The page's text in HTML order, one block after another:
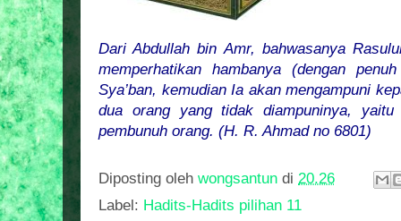
Dari Abdullah bin Amr, bahwasanya
memperhatikan hambanya
(dengan
Sya’ban, kemudian Ia akan mengampuni
dua orang yang tidak diampuninya,
pembunuh orang. (H. R. Ahmad no 6801)
Diposting oleh wongsantun di 20.26
Label: Hadits-Hadits pilihan 11